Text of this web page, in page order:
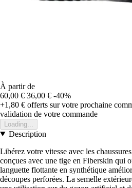
À partir de
60,00 € 36,00 € -40%
+1,80 € offerts sur votre prochaine
validation de votre commande
Loading...
Description
Libérez votre vitesse avec les
conçues avec une tige en Fiberskin qui
languette flottante en synthétique
découpes perforées. La semelle